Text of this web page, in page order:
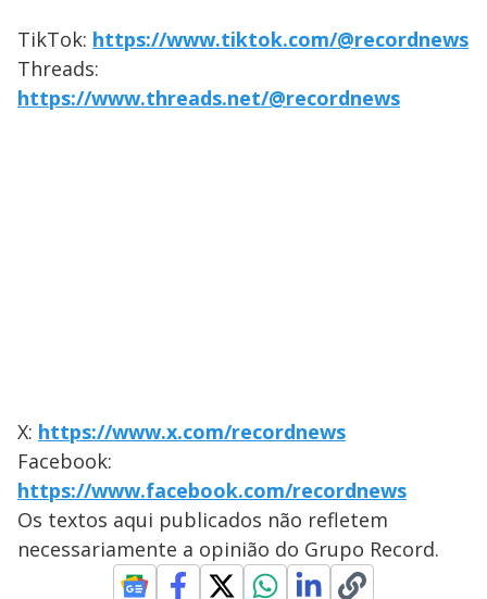
TikTok: https://www.tiktok.com/@recordnews
Threads:
https://www.threads.net/@recordnews
X: https://www.x.com/recordnews
Facebook:
https://www.facebook.com/recordnews
Os textos aqui publicados não refletem
necessariamente a opinião do Grupo Record.